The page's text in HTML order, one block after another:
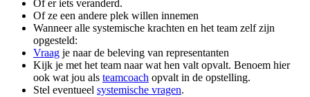
Of er iets veranderd.
Of ze een andere plek willen innemen
Wanneer alle systemische krachten en het team zelf zijn
opgesteld:
Vraag je naar de beleving van representanten
Kijk je met het team naar wat hen valt opvalt. Benoem hier
ook wat jou als teamcoach opvalt in de opstelling.
Stel eventueel systemische vragen.